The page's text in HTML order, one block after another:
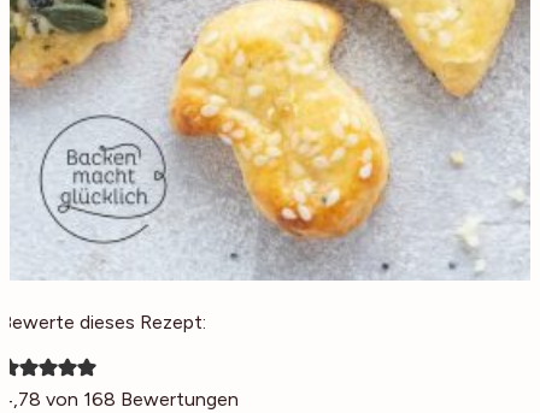
Bewerte dieses Rezept:
4,78 von 168 Bewertungen